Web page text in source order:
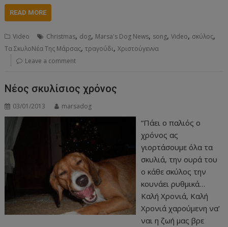
READ MORE
Video Christmas, dog, Marsa's Dog News, song,Video, σκύλος,
Τα ΣκυλοΝέα Της Μάρσας,τραγούδι,Χριστούγεννα
Leave a comment
Νέος σκυλίσιος χρόνος
03/01/2013 marsadog
“Πάει ο παλιός ο
χρόνος ας
γιορτάσουμε όλα τα
σκυλιά, την ουρά του
ο κάθε σκύλος την
κουνάει ρυθμικά…
Καλή Χρονιά, Καλή
Χρονιά χαρούμενη να’
ναι η ζωή μας βρε